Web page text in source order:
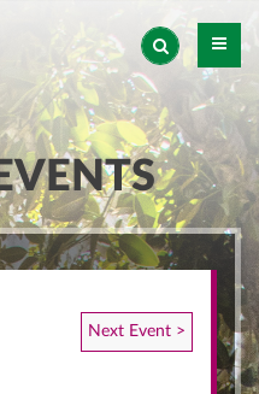
Next Event >